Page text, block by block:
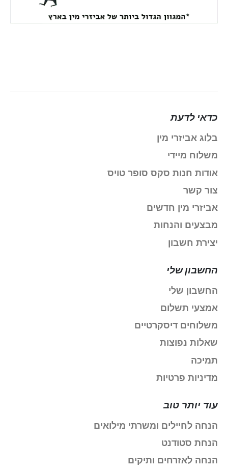
כדאי לדעת
בלוג אביזרי מין
משלוח מיידי
אודות חנות סקס סופר טויס
צור קשר
אביזרי מין חדשים
מבצעים והנחות
יצירת חשבון
החשבון שלי
החשבון שלי
אמצעי תשלום
משלוחים דיסקרטיים
שאלות נפוצות
תמיכה
מדיניות פרטיות
עוד יותר טוב
הנחה לחיילים ומשרתי מילואים
הנחת סטודנט
הנחה לאזרחים ותיקים